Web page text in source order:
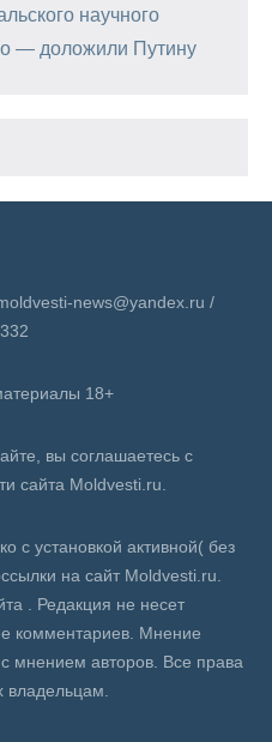
научного
— доложили Путину
news@yandex.ru /
18+
вы соглашаетесь с
сайта Moldvesti.ru.
с установкой активной( без
на сайт Moldvesti.ru.
. Редакция не несет
комментариев. Мнение
мнением авторов. Все права